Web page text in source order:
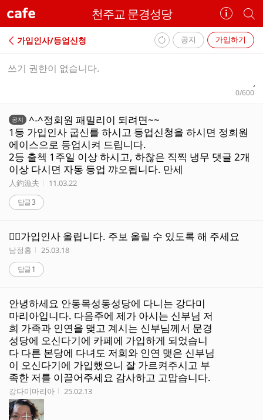
cafe 천주교 문경성당
카
페
정
보
개
별
카
페
공지 가입하기
가입인사/등업신청
내
된
글
자
수
0/600
공지
^-^정회원 패밀리이 되려면~~
1등 가입인사 굽신를 하시고 등업신청을 하시면 정회원
에이스으로 등업시켜 드립니다.
2등 출첵 1주일 이상 하시고, 하찮은 직찍 냉무 댓글 2개
이상 다시면 자동 등업 꺄오됩니다. 만세
작성자
人釣漁夫 작성시간
11.03.22
답글3
🧎‍♂️가입인사 올립니다. 주보 올릴 수 있도록 해 주세요
작성자
남정홍 작성시간
25.03.18
답글1
안녕하세요 안동목성동성당에 다니는 강다미
마리아입니다. 다음주에 제가 아시는 신부님 저
희 가족과 인연을 맺고 계시는 신부님께서 문경
성당에 오신다기에 카페에 가입하게 되었습니
다 다른 본당에 다녀도 저희와 인연 맺은 신부님
이 오신다기에 가입했으니 잘 가르켜주시고 부
족한 저를 이끌어주세요 감사하고 고맙습니다.
작성자
강다미마리아 작성시간
25.02.13